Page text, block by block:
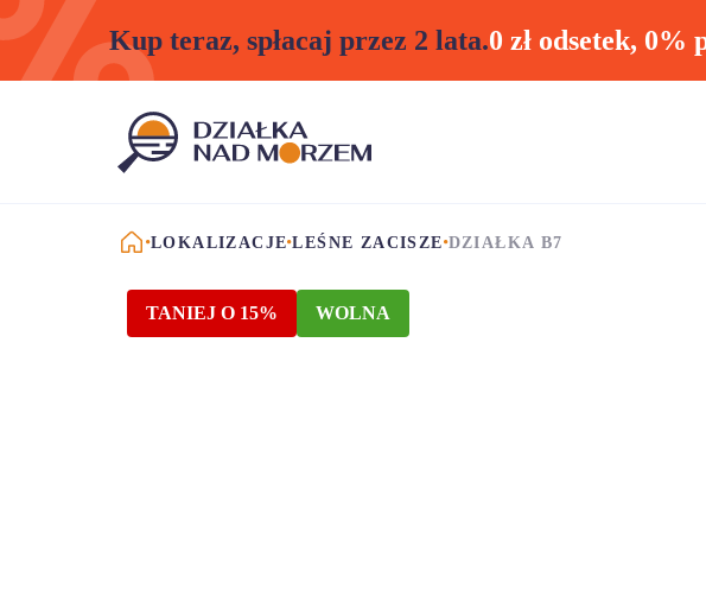
Kup teraz, spłacaj przez 2 lata.0 zł odsetek, 0%
STRONA GŁÓWNA
LOKALIZACJE LEŚNE ZACISZE DZIAŁKA B7
TANIEJ O 15% WOLNA